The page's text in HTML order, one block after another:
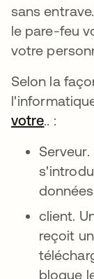
sans
le pare-feu
votre
Selon la
votre.. :
client.
reçoit
bloque